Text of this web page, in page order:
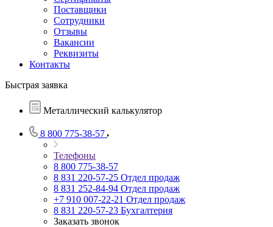
Поставщики
Сотрудники
Отзывы
Вакансии
Реквизиты
Контакты
Быстрая заявка
Металлический калькулятор
8 800 775-38-57
Телефоны
8 800 775-38-57
8 831 220-57-25 Отдел продаж
8 831 252-84-94 Отдел продаж
+7 910 007-22-21 Отдел продаж
8 831 220-57-23 Бухгалтерия
Заказать звонок